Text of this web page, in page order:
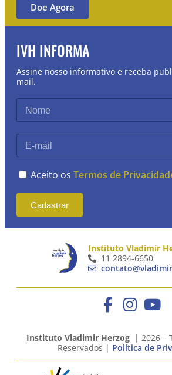
Doe Agora
IVH INFORMA
Assine nosso informativo e receba
mail.
Aceito os Termos de
Cadastrar
Instituto Vladimir
11 2894-6650
Instituto Vladimir Herzog | 2026 –
Reservados | Política de